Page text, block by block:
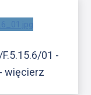
01 -
więcierz